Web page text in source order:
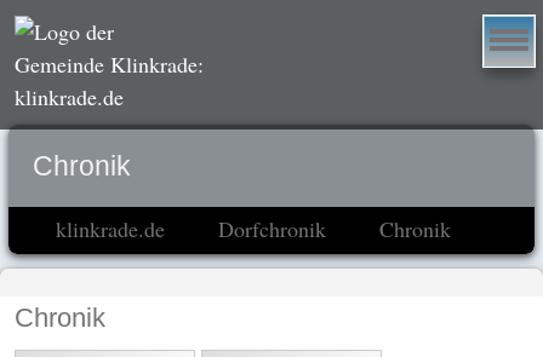
Chronik
klinkrade.de Dorfchronik Chronik
Chronik